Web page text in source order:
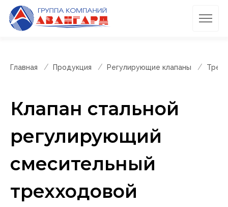
Главная Продукция Регулирующие клапаны
Клапан стальной
регулирующий
смесительный
трехходовой